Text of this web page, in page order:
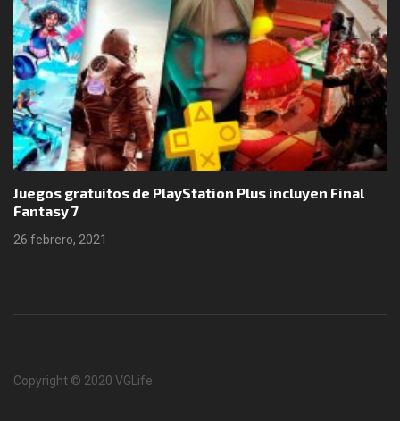
Juegos gratuitos de PlayStation Plus incluyen Final
Fantasy 7
26 febrero, 2021
Copyright © 2020 VGLife